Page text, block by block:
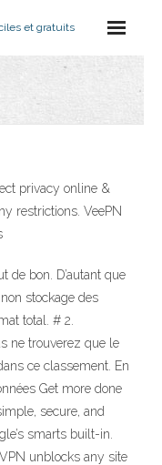
et gratuits
privacy online &
restrictions. VeePN
de bon. D’autant que
stockage des
total. # 2.
ne trouverez que le
ce classement. En
Get more done
secure, and
smarts built-in.
unblocks any site